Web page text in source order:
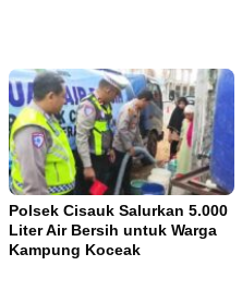
Polsek Cisauk Salurkan 5.000
Liter Air Bersih untuk Warga
Kampung Koceak